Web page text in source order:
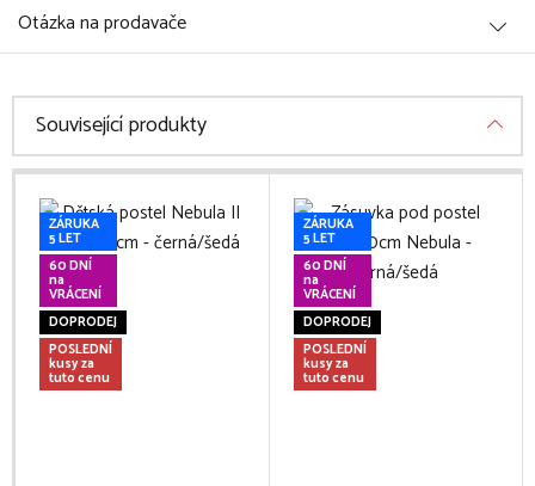
Otázka na prodavače
Související produkty
ZÁRUKA
5 LET
60 DNÍ
na
VRÁCENÍ
DOPRODEJ
POSLEDNÍ
kusy za
tuto cenu
ZÁRUKA
5 LET
60 DNÍ
na
VRÁCENÍ
DOPRODEJ
POSLEDNÍ
kusy za
tuto cenu